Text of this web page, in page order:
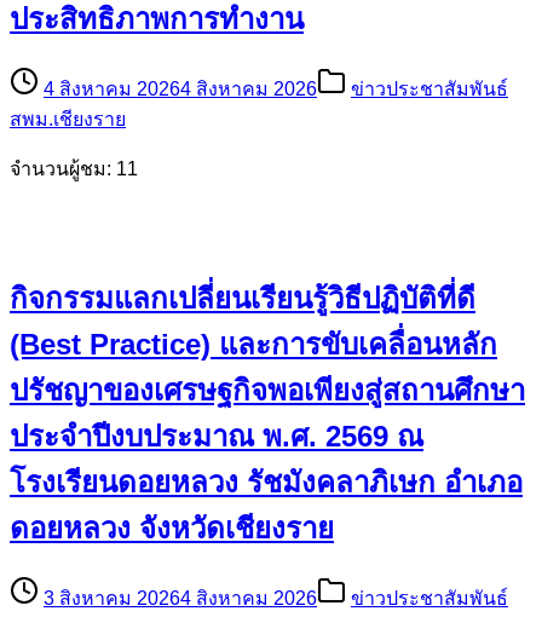
ประสิทธิภาพการทำงาน
4 สิงหาคม 20264 สิงหาคม 2026
ข่าวประชาสัมพันธ์
สพม.เชียงราย
จำนวนผู้ชม: 11
กิจกรรมแลกเปลี่ยนเรียนรู้วิธีปฏิบัติที่ดี
(Best Practice) และการขับเคลื่อนหลัก
ปรัชญาของเศรษฐกิจพอเพียงสู่สถานศึกษา
ประจำปีงบประมาณ พ.ศ. 2569 ณ
โรงเรียนดอยหลวง รัชมังคลาภิเษก อำเภอ
ดอยหลวง จังหวัดเชียงราย
3 สิงหาคม 20264 สิงหาคม 2026
ข่าวประชาสัมพันธ์